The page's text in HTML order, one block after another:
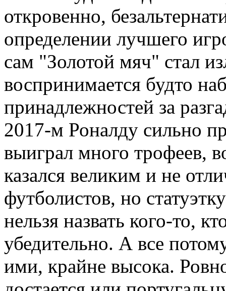
откровенно,
определении лучшего
сам "Золотой мяч" стал
воспринимается будто
принадлежностей за
2017-м Роналду сильно
выиграл много трофеев,
казался великим и не
футболистов, но
нельзя назвать кого-то,
убедительно. А все
ими, крайне высока.